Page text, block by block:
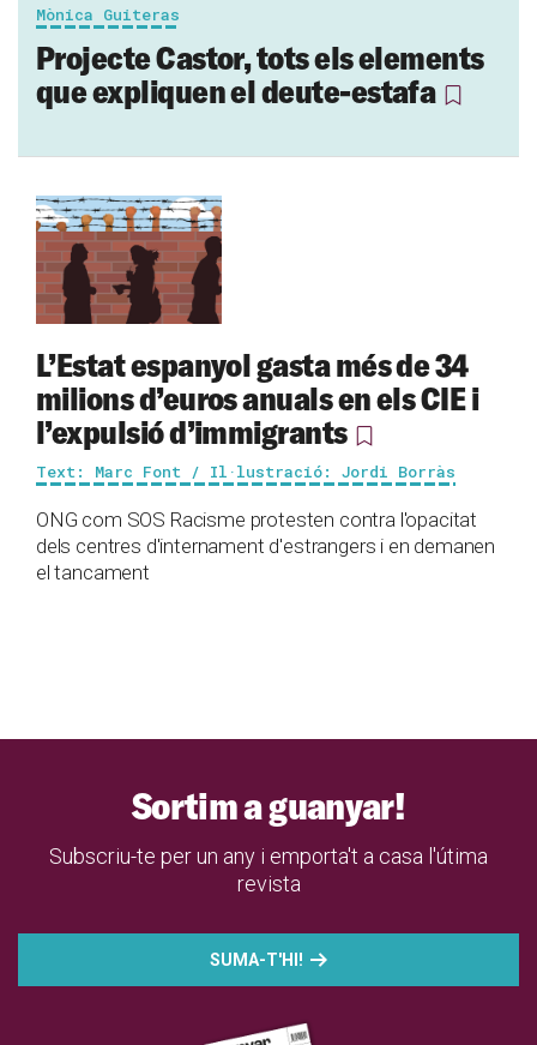
Mònica Guiteras
Projecte Castor, tots els elements
que expliquen el deute-estafa
L’Estat espanyol gasta més de 34
milions d’euros anuals en els CIE i
l’expulsió d’immigrants
Text: Marc Font / Il·lustració: Jordi Borràs
ONG com SOS Racisme protesten contra l'opacitat
dels centres d'internament d'estrangers i en demanen
el tancament
Sortim a guanyar!
Subscriu-te per un any i emporta't a casa l'útima
revista
SUMA-T'HI!